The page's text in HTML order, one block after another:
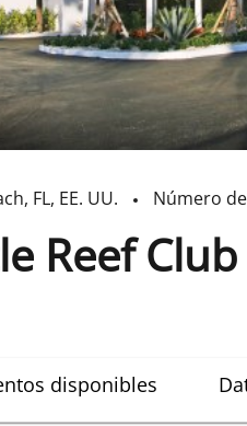
, FL, EE. UU. Número
Reef Club
disponibles